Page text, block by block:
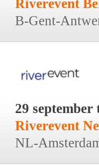
Riverevent
B-Gent-
29
Riverevent
NL-